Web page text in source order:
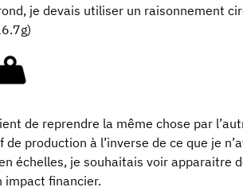
je devais utiliser un raisonnement
de reprendre la même chose par
production à l’inverse de ce que je
échelles, je souhaitais voir apparaitre
impact financier.